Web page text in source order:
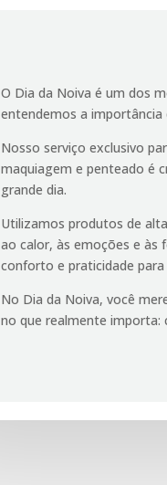
O Dia da Noiva é um dos
entendemos a importância
Nosso serviço exclusivo
maquiagem e penteado é
grande dia.
Utilizamos produtos de
ao calor, às emoções e às
conforto e praticidade
No Dia da Noiva, você
no que realmente importa: